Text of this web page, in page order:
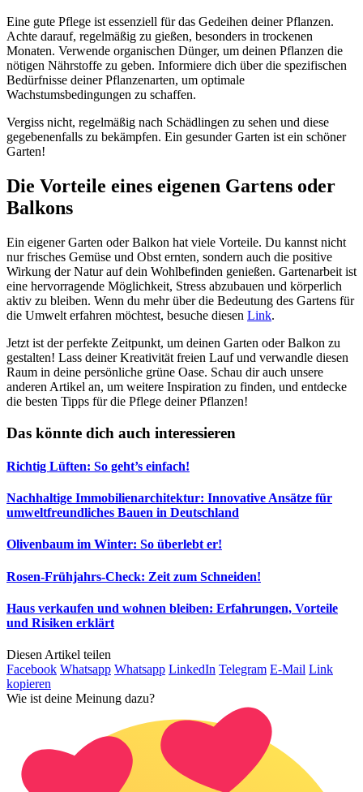
Eine gute Pflege ist essenziell für das Gedeihen deiner Pflanzen.
Achte darauf, regelmäßig zu gießen, besonders in trockenen
Monaten. Verwende organischen Dünger, um deinen Pflanzen die
nötigen Nährstoffe zu geben. Informiere dich über die spezifischen
Bedürfnisse deiner Pflanzenarten, um optimale
Wachstumsbedingungen zu schaffen.
Vergiss nicht, regelmäßig nach Schädlingen zu sehen und diese
gegebenenfalls zu bekämpfen. Ein gesunder Garten ist ein schöner
Garten!
Die Vorteile eines eigenen Gartens oder
Balkons
Ein eigener Garten oder Balkon hat viele Vorteile. Du kannst nicht
nur frisches Gemüse und Obst ernten, sondern auch die positive
Wirkung der Natur auf dein Wohlbefinden genießen. Gartenarbeit ist
eine hervorragende Möglichkeit, Stress abzubauen und körperlich
aktiv zu bleiben. Wenn du mehr über die Bedeutung des Gartens für
die Umwelt erfahren möchtest, besuche diesen Link.
Jetzt ist der perfekte Zeitpunkt, um deinen Garten oder Balkon zu
gestalten! Lass deiner Kreativität freien Lauf und verwandle diesen
Raum in deine persönliche grüne Oase. Schau dir auch unsere
anderen Artikel an, um weitere Inspiration zu finden, und entdecke
die besten Tipps für die Pflege deiner Pflanzen!
Das könnte dich auch interessieren
Richtig Lüften: So geht’s einfach!
Nachhaltige Immobilienarchitektur: Innovative Ansätze für
umweltfreundliches Bauen in Deutschland
Olivenbaum im Winter: So überlebt er!
Rosen-Frühjahrs-Check: Zeit zum Schneiden!
Haus verkaufen und wohnen bleiben: Erfahrungen, Vorteile
und Risiken erklärt
Diesen Artikel teilen
Facebook Whatsapp Whatsapp LinkedIn Telegram E-Mail Link
kopieren
Wie ist deine Meinung dazu?